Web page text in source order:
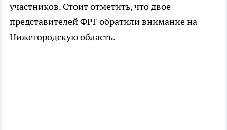
участников. Стоит отметить, что двое
представителей ФРГ обратили внимание на
Нижегородскую область.